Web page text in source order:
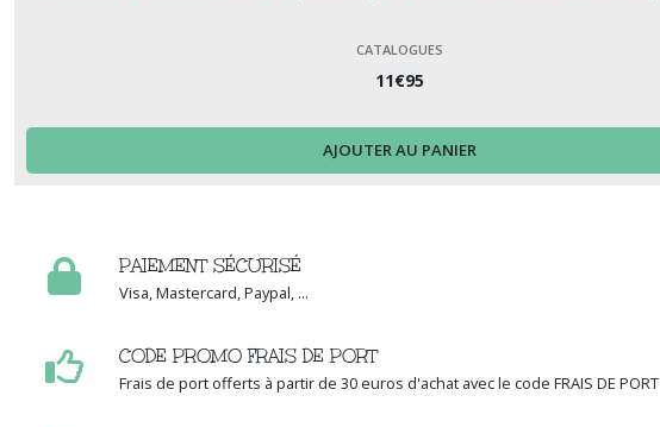
CATALOGUES
11€95
AJOUTER AU PANIER
PAIEMENT SÉCURISÉ
Visa, Mastercard, Paypal, ...
CODE PROMO FRAIS DE PORT
Frais de port offerts à partir de 30 euros d'achat avec le code FRAIS DE PORT